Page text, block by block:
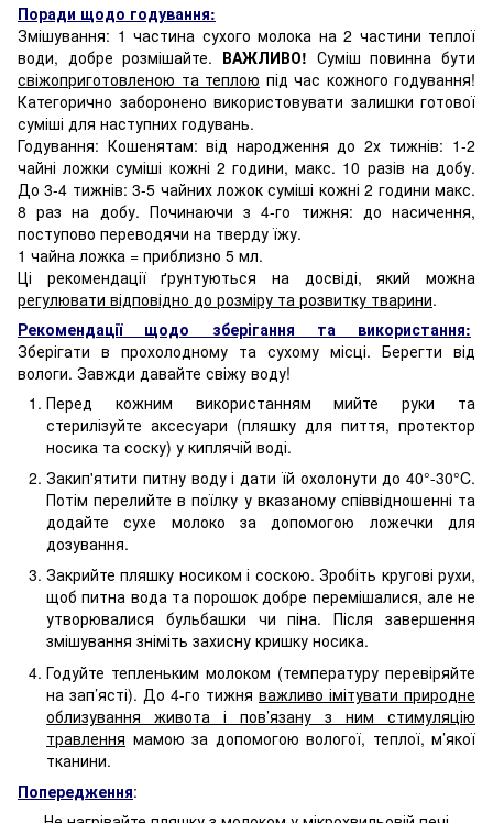
Поради щодо годування:
Змішування: 1 частина сухого молока на 2 частини теплої
води, добре розмішайте. ВАЖЛИВО! Суміш повинна бути
свіжоприготовленою та теплою під час кожного годування!
Категорично заборонено використовувати залишки готової
суміші для наступних годувань.
Годування: Кошенятам: від народження до 2х тижнів: 1-2
чайні ложки суміші кожні 2 години, макс. 10 разів на добу.
До 3-4 тижнів: 3-5 чайних ложок суміші кожні 2 години макс.
8 раз на добу. Починаючи з 4-го тижня: до насичення,
поступово переводячи на тверду їжу.
1 чайна ложка = приблизно 5 мл.
Ці рекомендації ґрунтуються на досвіді, який можна
регулювати відповідно до розміру та розвитку тварини.
Рекомендації щодо зберігання та використання:
Зберігати в прохолодному та сухому місці. Берегти від
вологи. Завжди давайте свіжу воду!
Перед кожним використанням мийте руки та
стерилізуйте аксесуари (пляшку для пиття, протектор
носика та соску) у киплячій воді.
Закип'ятити питну воду і дати їй охолонути до 40°-30°C.
Потім перелийте в поїлку у вказаному співвідношенні та
додайте сухе молоко за допомогою ложечки для
дозування.
Закрийте пляшку носиком і соскою. Зробіть кругові рухи,
щоб питна вода та порошок добре перемішалися, але не
утворювалися бульбашки чи піна. Після завершення
змішування зніміть захисну кришку носика.
Годуйте тепленьким молоком (температуру перевіряйте
на зап’ясті). До 4-го тижня важливо імітувати природне
облизування живота і пов’язану з ним стимуляцію
травлення мамою за допомогою вологої, теплої, м’якої
тканини.
Попередження: